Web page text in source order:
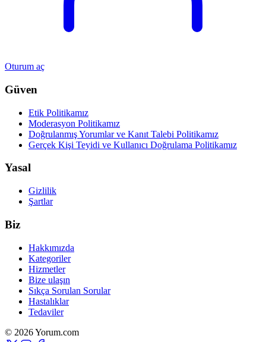
Oturum aç
Güven
Etik Politikamız
Moderasyon Politikamız
Doğrulanmış Yorumlar ve Kanıt Talebi Politikamız
Gerçek Kişi Teyidi ve Kullanıcı Doğrulama Politikamız
Yasal
Gizlilik
Şartlar
Biz
Hakkımızda
Kategoriler
Hizmetler
Bize ulaşın
Sıkça Sorulan Sorular
Hastalıklar
Tedaviler
© 2026 Yorum.com